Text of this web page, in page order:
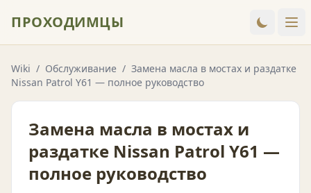
ПРОХОДИМЦЫ
Wiki / Обслуживание / Замена масла в мостах и раздатке
Nissan Patrol Y61 — полное руководство
Замена масла в мостах и
раздатке Nissan Patrol Y61 —
полное руководство